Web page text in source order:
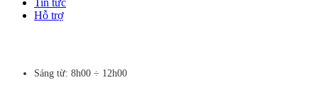
Tin tức
Hỗ trợ
Sáng từ: 8h00 ÷ 12h00